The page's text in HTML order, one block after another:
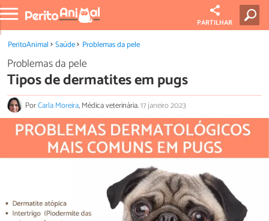
PARTILHAR
PeritoAnimal Saúde Problemas da pele
Problemas da pele
Tipos de dermatites em pugs
PorCarla Moreira, Médica veterinária.17 janeiro 2023